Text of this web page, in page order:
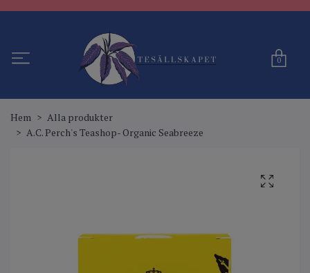
0
Hem
Alla produkter
A.C. Perch's Teashop- Organic Seabreeze